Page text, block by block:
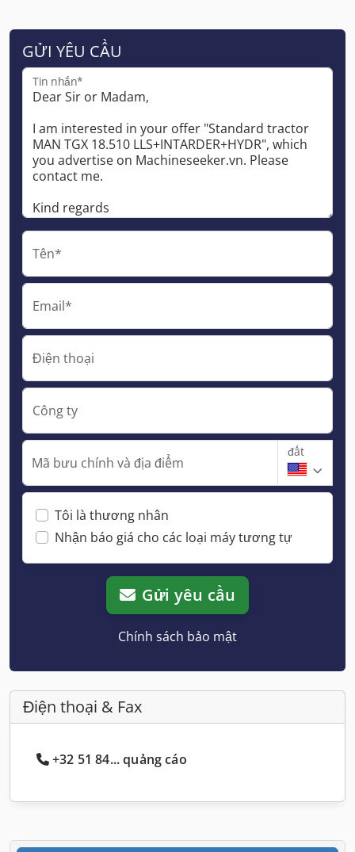
GỬI YÊU CẦU
Tin nhắn*
Tên*
Email*
Điện thoại
Công ty
Mã bưu chính và địa điểm
đất
Tôi là thương nhân
Nhận báo giá cho các loại máy tương tự
Gửi yêu cầu
Chính sách bảo mật
Điện thoại & Fax
+32 51 84... quảng cáo